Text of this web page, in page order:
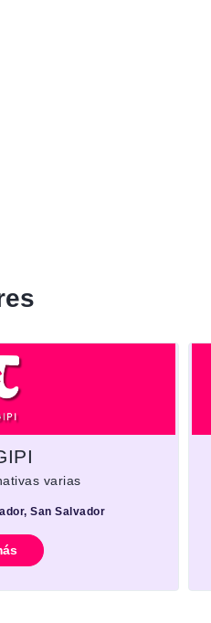
varias
San Salvador